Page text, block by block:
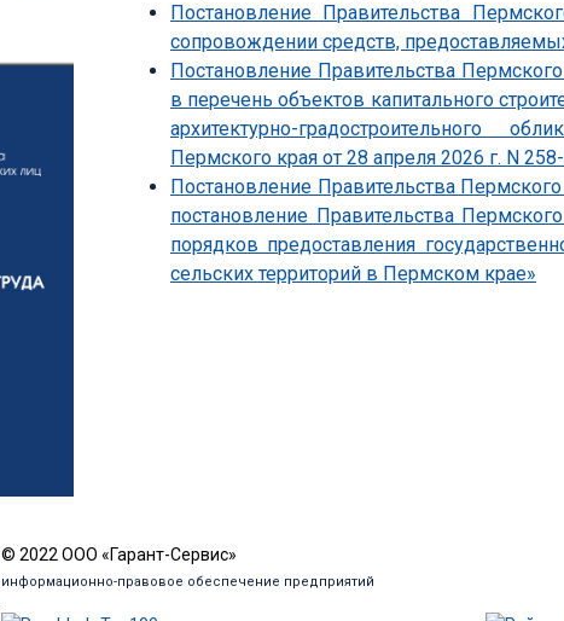
Постановление Правительства
сопровождении средств,
Постановление Правительства
в перечень объектов капитального
архитектурно-градостроительного
Пермского края от 28 апреля 2026 г. N
Постановление Правительства
постановление Правительства
порядков предоставления
сельских территорий в Пермском крае»
© 2022 ООО «Гарант-Сервис»
информационно-правовое обеспечение предприятий